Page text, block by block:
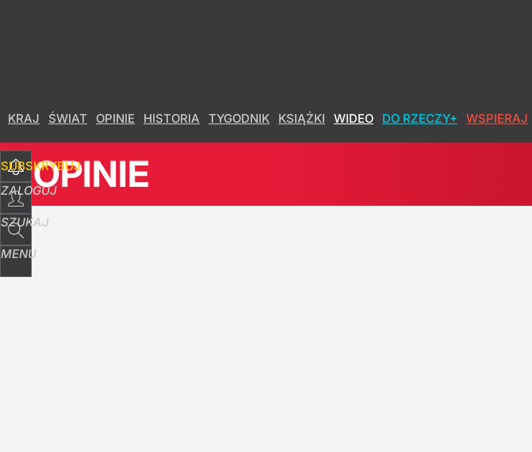
KRAJ ŚWIAT OPINIE HISTORIA TYGODNIK KSIĄŻKI WIDEO DO RZECZY+ WSPIERAJ
SUBSKRYBUJ
ZALOGUJ
SZUKAJ
MENU
OPINIE